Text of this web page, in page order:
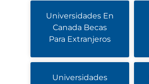
Universidades En
Canada Becas
Para Extranjeros
Universidades